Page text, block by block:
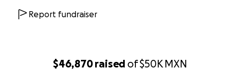
$46,870raised of$50K MXN
Report fundraiser